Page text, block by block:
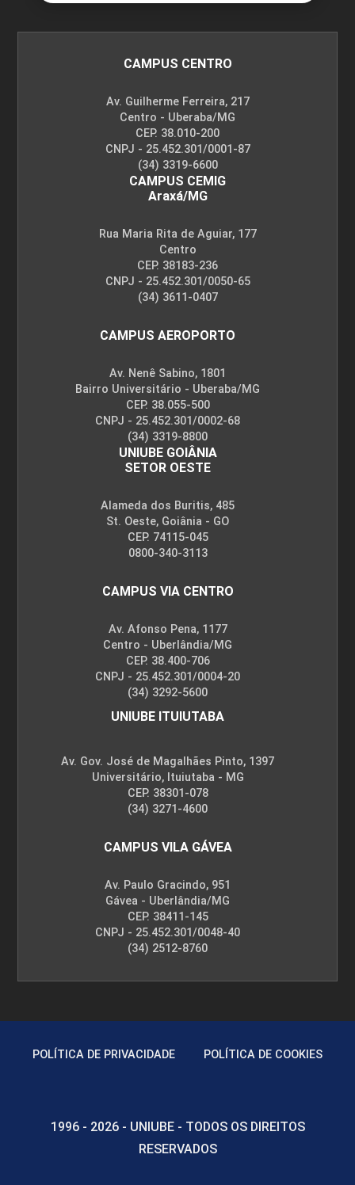
CAMPUS CENTRO
Av. Guilherme Ferreira, 217
Centro - Uberaba/MG
CEP. 38.010-200
CNPJ - 25.452.301/0001-87
(34) 3319-6600
CAMPUS CEMIG
Araxá/MG
Rua Maria Rita de Aguiar, 177
Centro
CEP. 38183-236
CNPJ - 25.452.301/0050-65
(34) 3611-0407
CAMPUS AEROPORTO
Av. Nenê Sabino, 1801
Bairro Universitário - Uberaba/MG
CEP. 38.055-500
CNPJ - 25.452.301/0002-68
(34) 3319-8800
UNIUBE GOIÂNIA
SETOR OESTE
Alameda dos Buritis, 485
St. Oeste, Goiânia - GO
CEP. 74115-045
0800-340-3113
CAMPUS VIA CENTRO
Av. Afonso Pena, 1177
Centro - Uberlândia/MG
CEP. 38.400-706
CNPJ - 25.452.301/0004-20
(34) 3292-5600
UNIUBE ITUIUTABA
Av. Gov. José de Magalhães Pinto, 1397
Universitário, Ituiutaba - MG
CEP. 38301-078
(34) 3271-4600
CAMPUS VILA GÁVEA
Av. Paulo Gracindo, 951
Gávea - Uberlândia/MG
CEP. 38411-145
CNPJ - 25.452.301/0048-40
(34) 2512-8760
POLÍTICA DE PRIVACIDADE POLÍTICA DE COOKIES
1996 - 2026 - UNIUBE - TODOS OS DIREITOS
RESERVADOS